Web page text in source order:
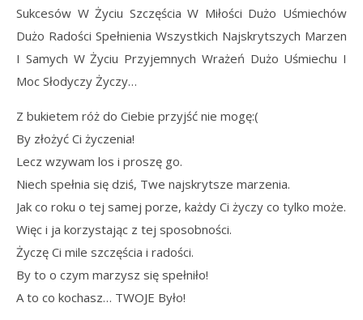
Sukcesów W Życiu Szczęścia W Miłości Dużo Uśmiechów
Dużo Radości Spełnienia Wszystkich Najskrytszych Marzen
I Samych W Życiu Przyjemnych Wrażeń Dużo Uśmiechu I
Moc Słodyczy Życzy…
Z bukietem róż do Ciebie przyjść nie mogę:(
By złożyć Ci życzenia!
Lecz wzywam los i proszę go.
Niech spełnia się dziś, Twe najskrytsze marzenia.
Jak co roku o tej samej porze, każdy Ci życzy co tylko może.
Więc i ja korzystając z tej sposobności.
Życzę Ci mile szczęścia i radości.
By to o czym marzysz się spełniło!
A to co kochasz… TWOJE Było!